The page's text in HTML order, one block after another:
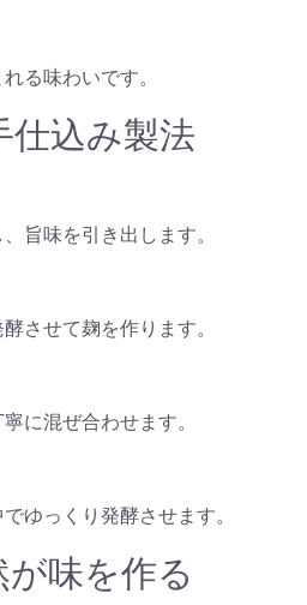
る味わいです。
仕込み製法
旨味を引き出します。
させて麹を作ります。
に混ぜ合わせます。
ゆっくり発酵させます。
味を作る